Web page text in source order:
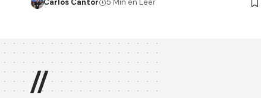
Carlos Cantor 5 Min en Leer
//